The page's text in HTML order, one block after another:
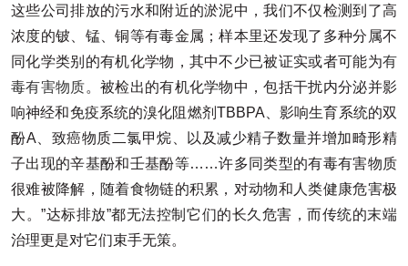
这些公司排放的污水和附近的淤泥中，我们不仅检测到了高
浓度的铍、锰、铜等有毒金属；样本里还发现了多种分属不
同化学类别的有机化学物，其中不少已被证实或者可能为有
毒有害物质。被检出的有机化学物中，包括干扰内分泌并影
响神经和免疫系统的溴化阻燃剂TBBPA、影响生育系统的双
酚A、致癌物质二氯甲烷、以及减少精子数量并增加畸形精
子出现的辛基酚和壬基酚等……许多同类型的有毒有害物质
很难被降解，随着食物链的积累，对动物和人类健康危害极
大。”达标排放”都无法控制它们的长久危害，而传统的末端
治理更是对它们束手无策。